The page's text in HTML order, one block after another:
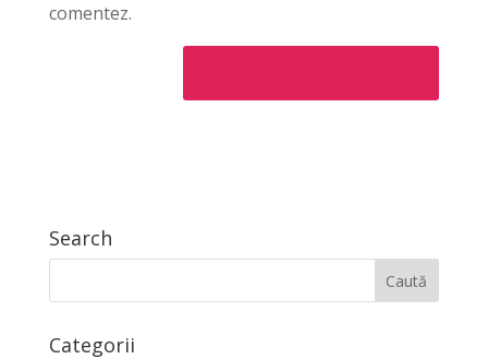
comentez.
Search
Categorii